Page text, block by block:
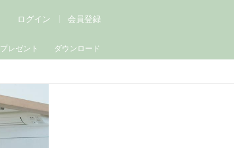
プレゼント ダウンロード
ログイン 会員登録